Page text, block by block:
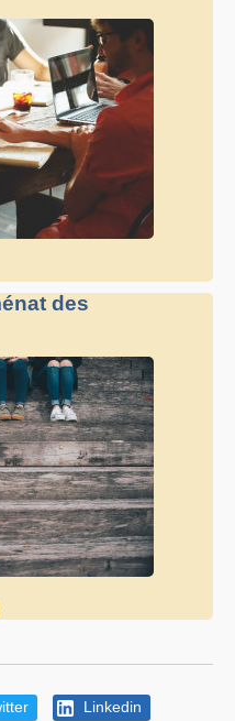
des
Linkedin